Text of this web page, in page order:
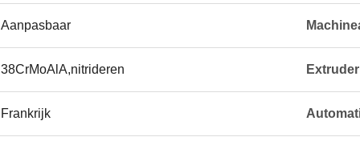
Aanpasbaar
38CrMoAlA,nitrideren
Frankrijk